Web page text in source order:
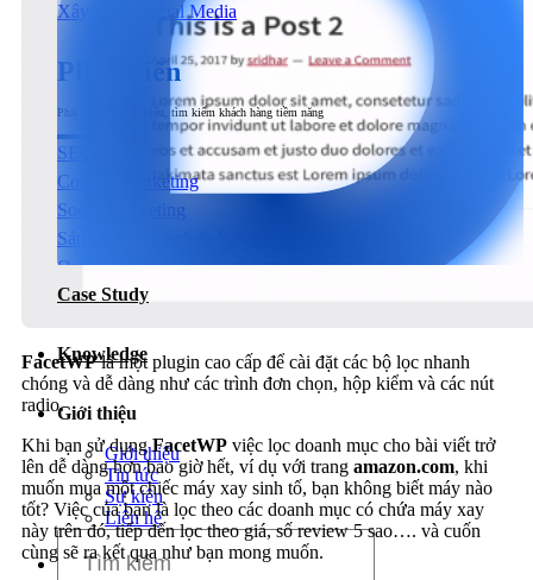
Xây dựng Social Media
Phát triển
Phát triển thương hiệu, tìm kiếm khách hàng tiềm năng
SEO
Content Marketing
Social Marketing
Sản xuất hình ảnh & Video
Quảng cáo trả phí
Dịch vụ chăm sóc website
Case Study
Knowledge
Giới thiệu
Giới thiệu
Tin tức
Sự kiện
Liên hệ
FacetWPlà một plugin cao cấp để cài đặt các bộ lọc nhanh
chóng và dễ dàng như các trình đơn chọn, hộp kiểm và các nút
radio.
Khi bạn sử dụngFacetWP việc lọc doanh mục cho bài viết trở
lên dễ dàng hơn bao giờ hết, ví dụ với trang amazon.com, khi
muốn mua một chiếc máy xay sinh tố, bạn không biết máy nào
tốt? Việc của bạn là lọc theo các doanh mục có chứa máy xay
này trên đó, tiếp đến lọc theo giá, số review 5 sao…. và cuốn
cùng sẽ ra kết qua như bạn mong muốn.